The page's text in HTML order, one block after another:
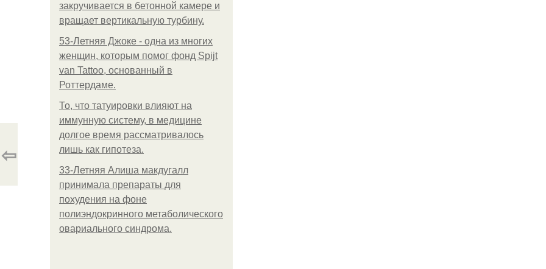
закручивается в бетонной камере и
вращает вертикальную турбину.
53-Летняя Джоке - одна из многих
женщин, которым помог фонд Spijt
van Tattoo, основанный в
Роттердаме.
То, что татуировки влияют на
иммунную систему, в медицине
долгое время рассматривалось
лишь как гипотеза.
33-Летняя Алиша макдугалл
принимала препараты для
похудения на фоне
полиэндокринного метаболического
овариального синдрома.
⇦